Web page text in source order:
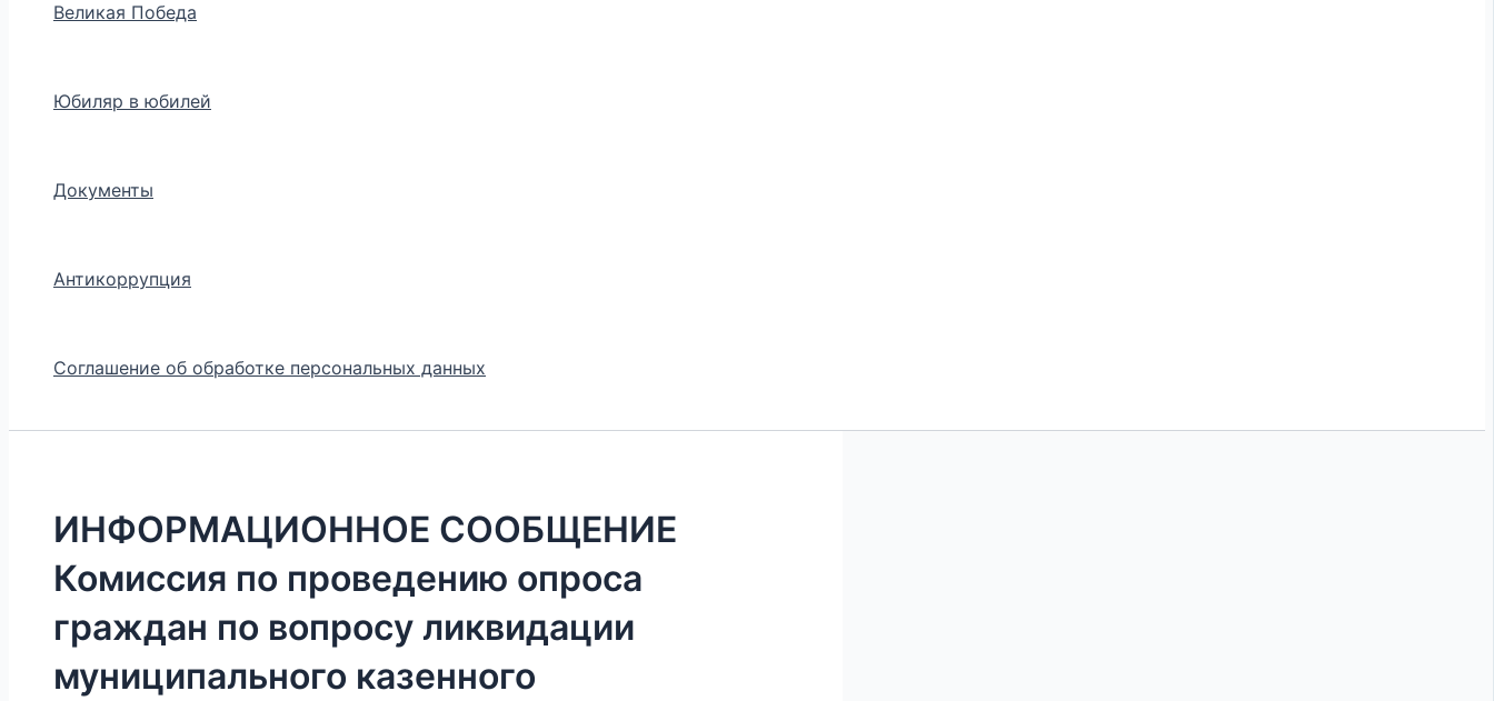
Великая Победа
Юбиляр в юбилей
Документы
Антикоррупция
Соглашение об обработке персональных данных
ИНФОРМАЦИОННОЕ СООБЩЕНИЕ
Комиссия по проведению опроса
граждан по вопросу ликвидации
муниципального казенного